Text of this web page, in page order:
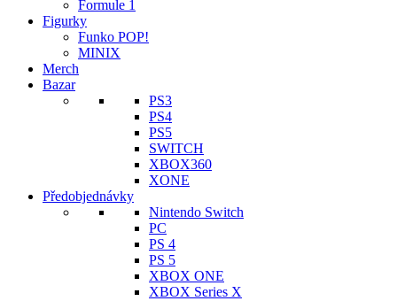
Formule 1
Figurky
Funko POP!
MINIX
Merch
Bazar
PS3
PS4
PS5
SWITCH
XBOX360
XONE
Předobjednávky
Nintendo Switch
PC
PS 4
PS 5
XBOX ONE
XBOX Series X